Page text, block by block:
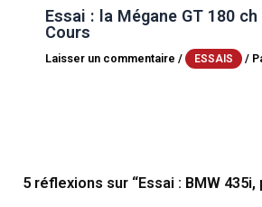
Essai : la Mégane GT 180
Cours
Laisser un commentaire / ESSAIS /
5 réflexions sur “Essai : BMW